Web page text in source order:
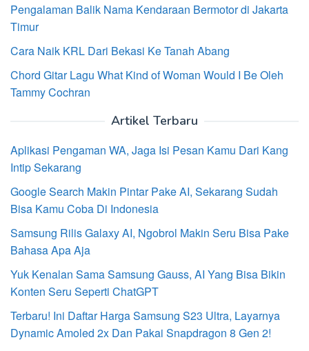
Pengalaman Balik Nama Kendaraan Bermotor di Jakarta
Timur
Cara Naik KRL Dari Bekasi Ke Tanah Abang
Chord Gitar Lagu What Kind of Woman Would I Be Oleh
Tammy Cochran
Artikel Terbaru
Aplikasi Pengaman WA, Jaga Isi Pesan Kamu Dari Kang
Intip Sekarang
Google Search Makin Pintar Pake AI, Sekarang Sudah
Bisa Kamu Coba Di Indonesia
Samsung Rilis Galaxy AI, Ngobrol Makin Seru Bisa Pake
Bahasa Apa Aja
Yuk Kenalan Sama Samsung Gauss, AI Yang Bisa Bikin
Konten Seru Seperti ChatGPT
Terbaru! Ini Daftar Harga Samsung S23 Ultra, Layarnya
Dynamic Amoled 2x Dan Pakai Snapdragon 8 Gen 2!